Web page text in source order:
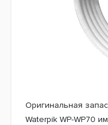
Оригинальная
Waterpik WP-WP70